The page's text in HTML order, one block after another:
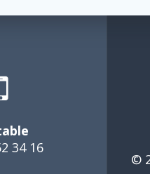
34 16
©